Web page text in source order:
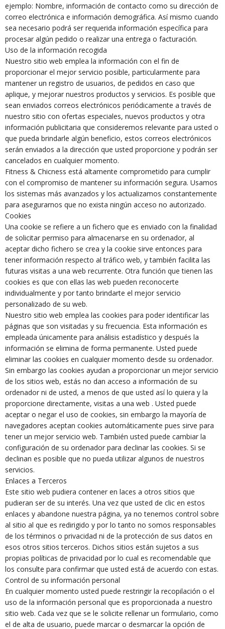
ejemplo: Nombre, información de contacto como su dirección de
correo electrónica e información demográfica. Así mismo cuando
sea necesario podrá ser requerida información específica para
procesar algún pedido o realizar una entrega o facturación.
Uso de la información recogida
Nuestro sitio web emplea la información con el fin de
proporcionar el mejor servicio posible, particularmente para
mantener un registro de usuarios, de pedidos en caso que
aplique, y mejorar nuestros productos y servicios. Es posible que
sean enviados correos electrónicos periódicamente a través de
nuestro sitio con ofertas especiales, nuevos productos y otra
información publicitaria que consideremos relevante para usted o
que pueda brindarle algún beneficio, estos correos electrónicos
serán enviados a la dirección que usted proporcione y podrán ser
cancelados en cualquier momento.
Fitness & Chicness está altamente comprometido para cumplir
con el compromiso de mantener su información segura. Usamos
los sistemas más avanzados y los actualizamos constantemente
para asegurarnos que no exista ningún acceso no autorizado.
Cookies
Una cookie se refiere a un fichero que es enviado con la finalidad
de solicitar permiso para almacenarse en su ordenador, al
aceptar dicho fichero se crea y la cookie sirve entonces para
tener información respecto al tráfico web, y también facilita las
futuras visitas a una web recurrente. Otra función que tienen las
cookies es que con ellas las web pueden reconocerte
individualmente y por tanto brindarte el mejor servicio
personalizado de su web.
Nuestro sitio web emplea las cookies para poder identificar las
páginas que son visitadas y su frecuencia. Esta información es
empleada únicamente para análisis estadístico y después la
información se elimina de forma permanente. Usted puede
eliminar las cookies en cualquier momento desde su ordenador.
Sin embargo las cookies ayudan a proporcionar un mejor servicio
de los sitios web, estás no dan acceso a información de su
ordenador ni de usted, a menos de que usted así lo quiera y la
proporcione directamente, visitas a una web . Usted puede
aceptar o negar el uso de cookies, sin embargo la mayoría de
navegadores aceptan cookies automáticamente pues sirve para
tener un mejor servicio web. También usted puede cambiar la
configuración de su ordenador para declinar las cookies. Si se
declinan es posible que no pueda utilizar algunos de nuestros
servicios.
Enlaces a Terceros
Este sitio web pudiera contener en laces a otros sitios que
pudieran ser de su interés. Una vez que usted de clic en estos
enlaces y abandone nuestra página, ya no tenemos control sobre
al sitio al que es redirigido y por lo tanto no somos responsables
de los términos o privacidad ni de la protección de sus datos en
esos otros sitios terceros. Dichos sitios están sujetos a sus
propias políticas de privacidad por lo cual es recomendable que
los consulte para confirmar que usted está de acuerdo con estas.
Control de su información personal
En cualquier momento usted puede restringir la recopilación o el
uso de la información personal que es proporcionada a nuestro
sitio web. Cada vez que se le solicite rellenar un formulario, como
el de alta de usuario, puede marcar o desmarcar la opción de